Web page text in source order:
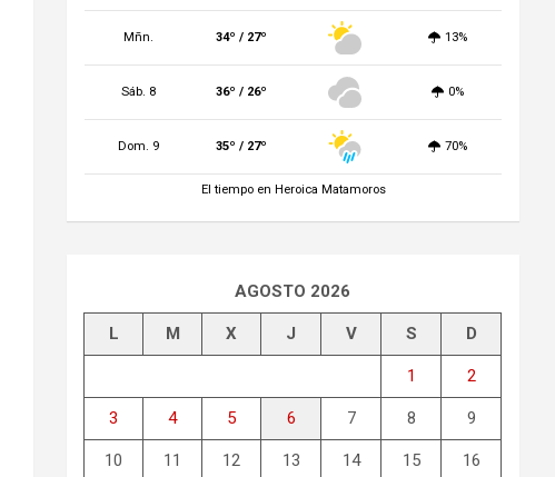
Mñn. 34º / 27º 13%
Sáb. 8 36º / 26º 0%
Dom. 9 35º / 27º 70%
El tiempo en Heroica Matamoros
AGOSTO 2026
L M X J V S D
1 2
3 4 5 6 7 8 9
10 11 12 13 14 15 16